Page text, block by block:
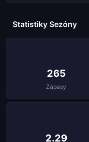
Statistiky Sezóny
265
Zápasy
2.29